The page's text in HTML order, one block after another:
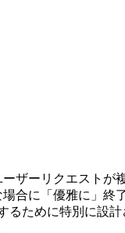
ザーリクエスト
合に「優雅に」
ために特別に設計